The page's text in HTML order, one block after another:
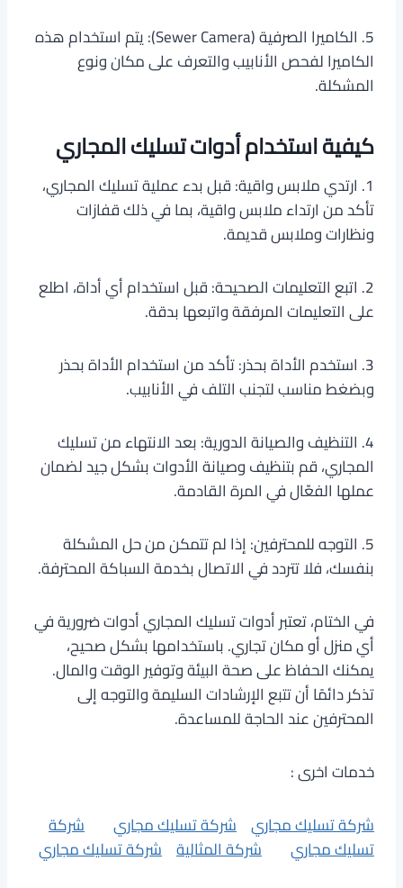
5. الكاميرا الصرفية (Sewer Camera): يتم استخدام هذه
الكاميرا لفحص الأنابيب والتعرف على مكان ونوع
المشكلة.
كيفية استخدام أدوات تسليك المجاري
1. ارتدي ملابس واقية: قبل بدء عملية تسليك المجاري،
تأكد من ارتداء ملابس واقية، بما في ذلك قفازات
ونظارات وملابس قديمة.
2. اتبع التعليمات الصحيحة: قبل استخدام أي أداة، اطلع
على التعليمات المرفقة واتبعها بدقة.
3. استخدم الأداة بحذر: تأكد من استخدام الأداة بحذر
وبضغط مناسب لتجنب التلف في الأنابيب.
4. التنظيف والصيانة الدورية: بعد الانتهاء من تسليك
المجاري، قم بتنظيف وصيانة الأدوات بشكل جيد لضمان
عملها الفعّال في المرة القادمة.
5. التوجه للمحترفين: إذا لم تتمكن من حل المشكلة
بنفسك، فلا تتردد في الاتصال بخدمة السباكة المحترفة.
في الختام، تعتبر أدوات تسليك المجاري أدوات ضرورية في
أي منزل أو مكان تجاري. باستخدامها بشكل صحيح،
يمكنك الحفاظ على صحة البيئة وتوفير الوقت والمال.
تذكر دائمًا أن تتبع الإرشادات السليمة والتوجه إلى
المحترفين عند الحاجة للمساعدة.
خدمات اخرى :
شركة تسليك مجاري شركة تسليك مجاري
شركة
تسليك مجاري
شركة المثالية شركة تسليك مجاري